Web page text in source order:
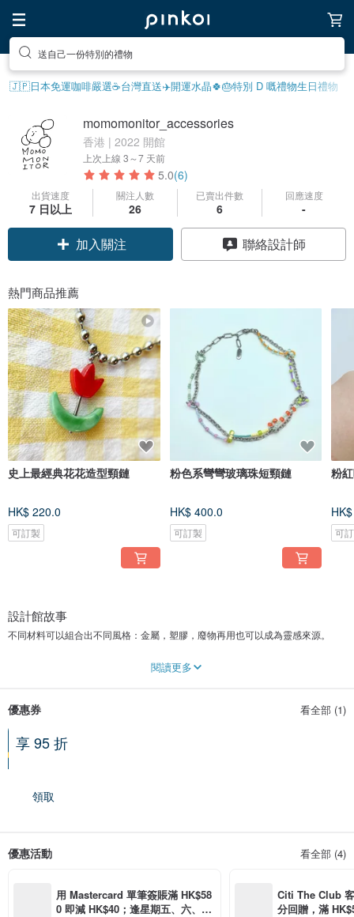
送自己一份特別的禮物
🇯🇵日本免運咖啡嚴選☕️台灣直送✈️開運水晶🍀🎂特別 D 嘅禮物生日禮物
momomonitor_accessories
香港 | 2022 開館
上次上線 3～7 天前
5.0(6)
出貨速度
7 日以上
關注人數
26
已賣出件數
6
回應速度
-
加入關注 聯絡設計師
熱門商品推薦
史上最經典花花造型頸鏈
HK$ 220.0
可訂製
粉色系彎彎玻璃珠短頸鏈
HK$ 400.0
可訂製
粉
可
設計館故事
不同材料可以組合出不同風格：金屬，塑膠，廢物再用也可以成為靈感來源。
視乎手上物料，沒有既定風格，可能只有一件的飾品，希望找到欣賞她們的主人!
閱讀更多
優惠券 看全部 (1)
享 95 折
領取
優惠活動 看全部 (4)
用 Mastercard 單筆簽賬滿 HK$58
0 即減 HK$40；逢星期五、六、日
Citi The Club
分回贈，滿